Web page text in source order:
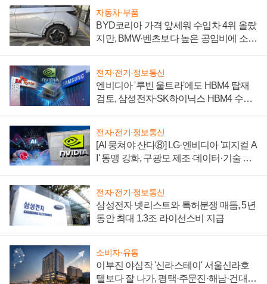
자동차·부품
BYD코리아 가격 앞세워 수입차 4위 올랐
지만, BMW·벤츠보다 높은 공임비에 소비
전자·전기·정보통신
엔비디아 '루빈 울트라'에도 HBM4 탑재
검토, 삼성전자·SK하이닉스 HBM4 수율
전자·전기·정보통신
[AI 뭉쳐야 산다⑧] LG·엔비디아 '피지컬 A
I' 동맹 강화, 구광모 제조·데이터·기술 결
전자·전기·정보통신
삼성전자 넷리스트와 특허분쟁 매듭, 5년
동안 최대 1.3조 라이선스비 지급
소비자·유통
이부진 야심작 '신라스테이' 서울신라호
텔보다 잘 나가, 평택·주문진·해남·건대로